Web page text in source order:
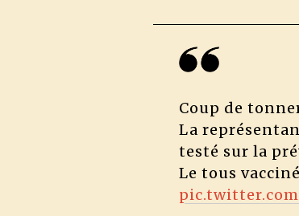
Coup de
La
testé sur la
Le tous